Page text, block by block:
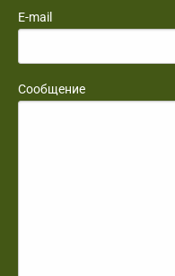
E-mail
Сообщение